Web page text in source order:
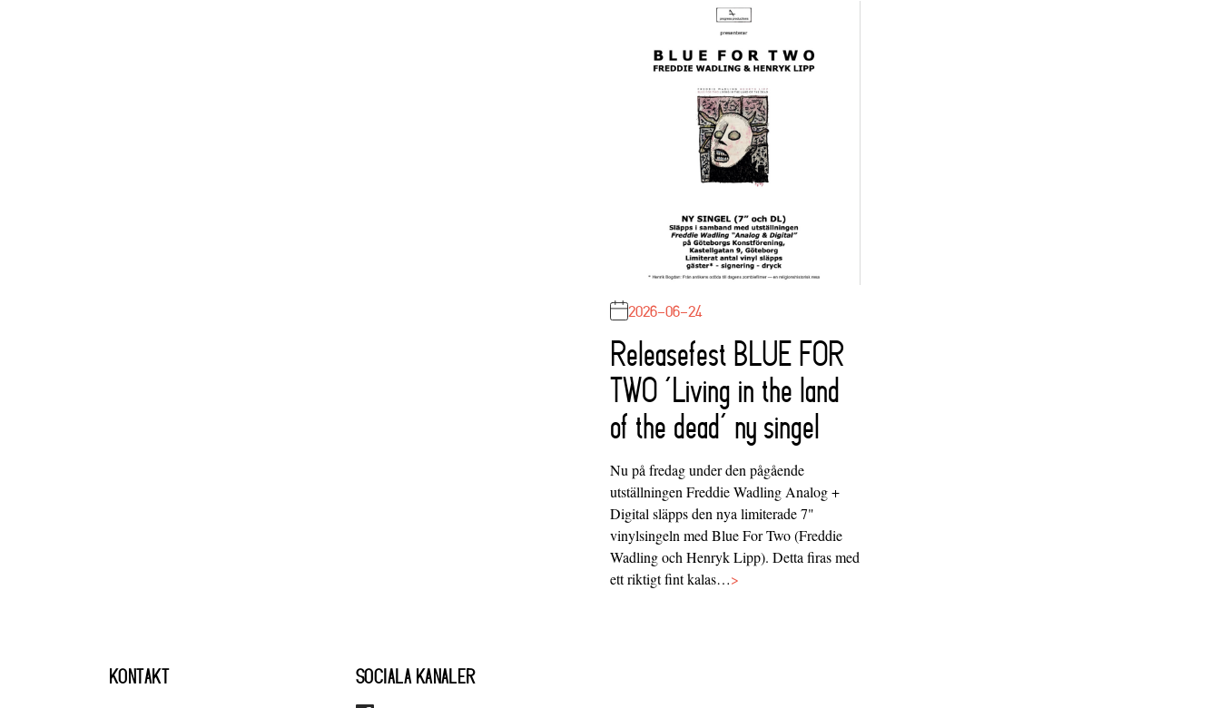
2026-06-24
Releasefest BLUE FOR
TWO ‘Living in the land
of the dead’ ny singel
Nu på fredag under den pågående
utställningen Freddie Wadling Analog +
Digital släpps den nya limiterade 7"
vinylsingeln med Blue For Two (Freddie
Wadling och Henryk Lipp). Detta firas med
ett riktigt fint kalas…>
KONTAKT SOCIALA KANALER